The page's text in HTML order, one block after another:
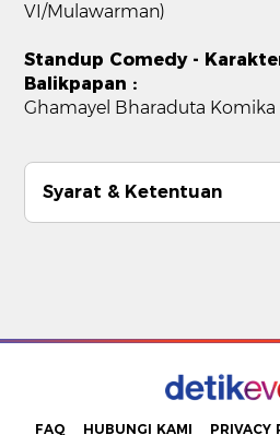
VI/Mulawarman)
Standup Comedy -
Balikpapan :
Ghamayel Bharaduta
Syarat & Ketentuan
FAQ HUBUNGI KAMI PRIVACY